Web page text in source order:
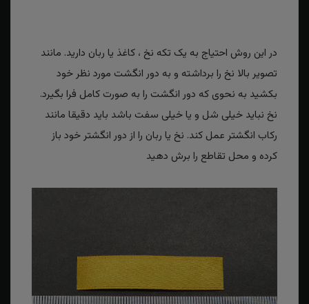
در این روش احتیاج به یک تکه نخ ، کاغذ یا ربان دارید. مانند
تصویر بالا نخ را برداشته و به دور انگشت مورد نظر خود
بکشید به نحوی که دور انگشت را به صورت کامل فرا بگیرد.
نخ نباید خیلی شل و یا خیلی سفت باشد باید دقیقا مانند
رکاب انگشتر عمل کند. نخ یا ربان را از دور انگشتر خود باز
کرده و محل تقاطع را برش دهید